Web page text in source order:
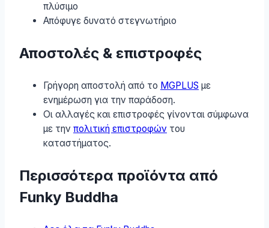
πλύσιμο
Απόφυγε δυνατό στεγνωτήριο
Αποστολές & επιστροφές
Γρήγορη αποστολή από το MGPLUS με
ενημέρωση για την παράδοση.
Οι αλλαγές και επιστροφές γίνονται σύμφωνα
με την πολιτική επιστροφών του
καταστήματος.
Περισσότερα προϊόντα από
Funky Buddha